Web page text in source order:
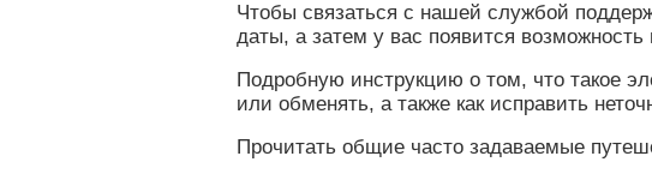
Чтобы связаться с нашей службой
даты, а затем у вас появится
Подробную инструкцию о том, что такое
или обменять, а также как исправить
Прочитать общие часто задаваемые